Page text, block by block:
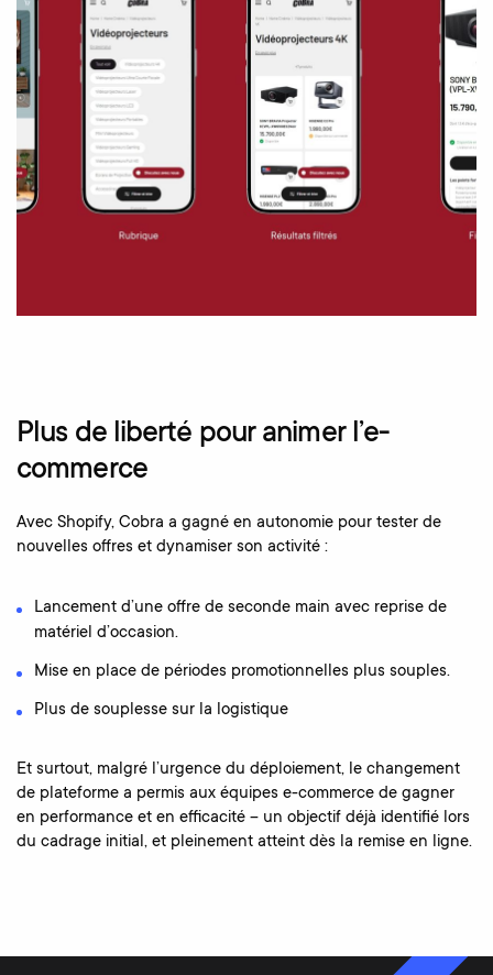
Plus de liberté pour animer l’e-
commerce
Avec Shopify, Cobra a gagné en autonomie pour tester de
nouvelles offres et dynamiser son activité :
Lancement d’une offre de seconde main avec reprise de
matériel d’occasion.
Mise en place de périodes promotionnelles plus souples.
Plus de souplesse sur la logistique
Et surtout, malgré l’urgence du déploiement, le changement
de plateforme a permis aux équipes e-commerce de gagner
en performance et en efficacité – un objectif déjà identifié lors
du cadrage initial, et pleinement atteint dès la remise en ligne.